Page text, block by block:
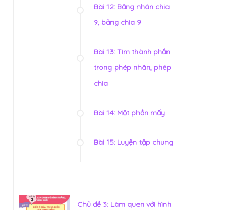
Bài 12: Bảng nhân chia
9, bảng chia 9
Bài 13: Tìm thành phần
trong phép nhân, phép
chia
Bài 14: Một phần mấy
Bài 15: Luyện tập chung
Chủ đề 3: Làm quen với hình